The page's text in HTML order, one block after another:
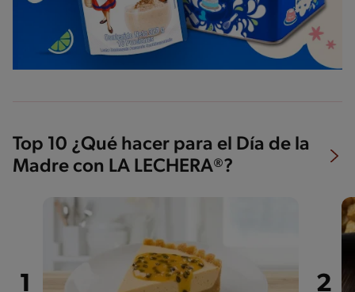
Top 10 ¿Qué hacer para el Día de la
Madre con LA LECHERA®?